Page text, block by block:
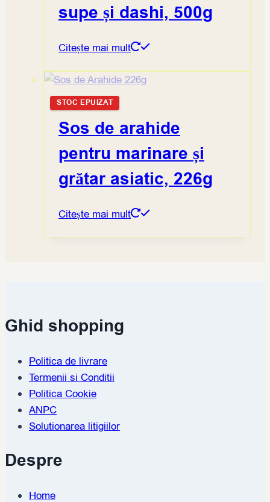
supe și dashi, 500g
Citește mai mult
STOC EPUIZAT
Sos de arahide
pentru marinare și
grătar asiatic, 226g
Citește mai mult
Ghid shopping
Politica de livrare
Termenii si Conditii
Politica Cookie
ANPC
Solutionarea litigiilor
Despre
Home